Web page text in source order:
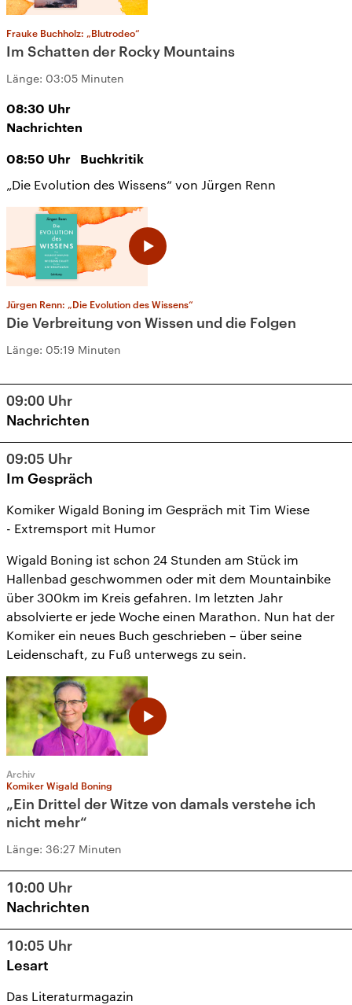
Frauke Buchholz: „Blutrodeo“
Im Schatten der Rocky Mountains
Länge: 03:05 Minuten
08:30 Uhr
Nachrichten
08:50 Uhr Buchkritik
„Die Evolution des Wissens“ von Jürgen Renn
Jürgen Renn: „Die Evolution des Wissens“
Die Verbreitung von Wissen und die Folgen
Länge: 05:19 Minuten
09:00 Uhr
Nachrichten
09:05 Uhr
Im Gespräch
Komiker Wigald Boning im Gespräch mit Tim Wiese
- Extremsport mit Humor
Wigald Boning ist schon 24 Stunden am Stück im
Hallenbad geschwommen oder mit dem Mountainbike
über 300km im Kreis gefahren. Im letzten Jahr
absolvierte er jede Woche einen Marathon. Nun hat der
Komiker ein neues Buch geschrieben – über seine
Leidenschaft, zu Fuß unterwegs zu sein.
Archiv
Komiker Wigald Boning
„Ein Drittel der Witze von damals verstehe ich
nicht mehr“
Länge: 36:27 Minuten
10:00 Uhr
Nachrichten
10:05 Uhr
Lesart
Das Literaturmagazin